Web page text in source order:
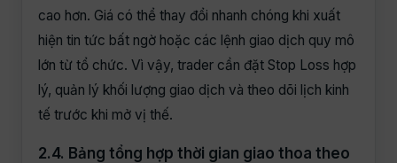
cao hơn. Giá có thể thay đổi nhanh chóng khi xuất
hiện tin tức bất ngờ hoặc các lệnh giao dịch quy mô
lớn từ tổ chức. Vì vậy, trader cần đặt Stop Loss hợp
lý, quản lý khối lượng giao dịch và theo dõi lịch kinh
tế trước khi mở vị thế.
2.4. Bảng tổng hợp thời gian giao thoa theo